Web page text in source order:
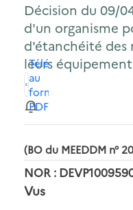
Décision du 09/
d'un organisme
d'étanchéité des
leurs
Télécharger
au
format
PDF
(BO du MEEDDM n°
NOR :
Vus